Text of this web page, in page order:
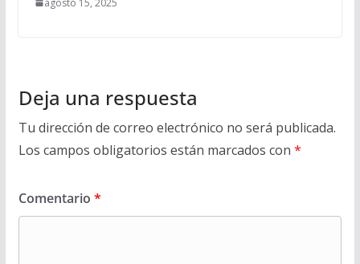
Deja una respuesta
Tu dirección de correo electrónico no será publicada.
Los campos obligatorios están marcados con *
Comentario *